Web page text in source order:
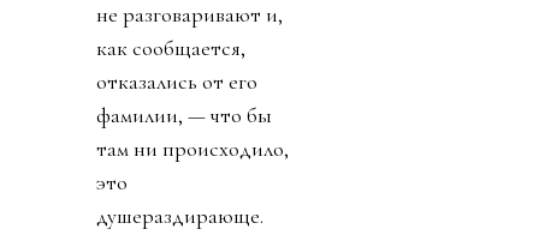
не разговаривают и,
как сообщается,
отказались от его
фамилии, — что бы
там ни происходило,
это
душераздирающе.